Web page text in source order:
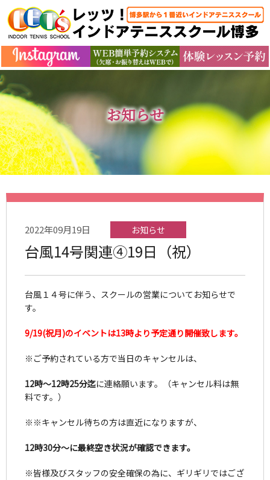
お知らせ
2022年09月19日 お知らせ
台風14号関連④19日（祝）
台風１４号に伴う、スクールの営業についてお知らせで
す。
9/19(祝月)のイベントは13時より予定通り開催致します。
※ご予約されている方で当日のキャンセルは、
12時～12時25分迄に連絡願います。（キャンセル料は無
料です。）
※※キャンセル待ちの方は直近になりますが、
12時30分～に最終空き状況が確認できます。
※皆様及びスタッフの安全確保の為に、ギリギリではござ